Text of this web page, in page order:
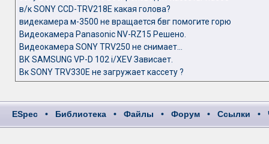
в/к SONY CCD-TRV218E какая голова?
видекамера м-3500 не вращается бвг помогите горю
Видеокамера Panasonic NV-RZ15 Решено.
Видеокамера SONY TRV250 не снимает...
ВК SAMSUNG VP-D 102 i/XEV Зависает.
Вк SONY TRV330E не загружает кассету ?
ESpec • Библиотека • Файлы • Форум • Ссылки •